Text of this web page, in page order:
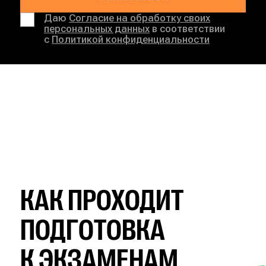
Даю Согласие на обработку своих
персональных данныхв соответствии
с Политикой конфиденциальности
КАК ПРОХОДИТ
ПОДГОТОВКА